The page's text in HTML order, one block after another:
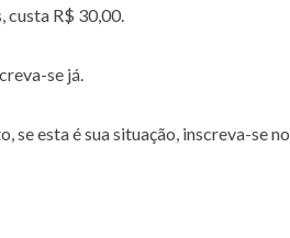
custa R$ 30,00.
se já.
se esta é sua situação, inscreva-se no